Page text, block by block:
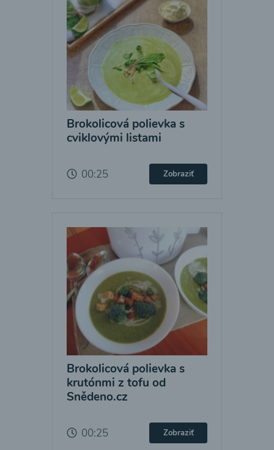
Brokolicová polievka s
cviklovými listami
00:25 Zobraziť
Brokolicová polievka s
krutónmi z tofu od
Snědeno.cz
00:25 Zobraziť